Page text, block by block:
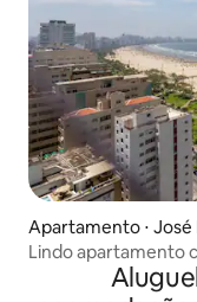
Apartamento ⋅
Lindo apartamento